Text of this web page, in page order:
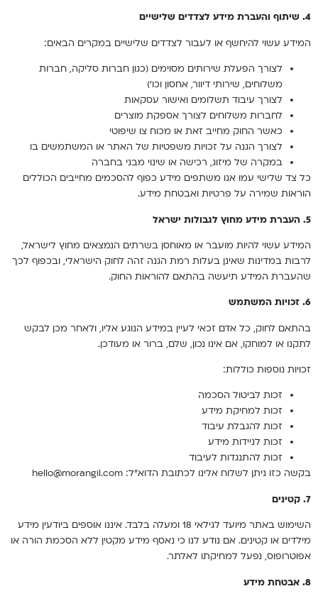
4. שיתוף והעברת מידע לצדדים שלישיים
המידע עשוי להיחשף או לעבור לצדדים שלישיים במקרים הבאים:
לצורך הפעלת שירותים מסוימים (כגון חברות סליקה, חברות
משלוחים, שירותי דיוור, אחסון וכו’)
לצורך עיבוד תשלומים ואישור עסקאות
לחברות משלוחים לצורך אספקת מוצרים
כאשר החוק מחייב זאת או מכוח צו שיפוטי
לצורך הגנה על זכויות משפטיות של האתר או המשתמשים בו
במקרה של מיזוג, רכישה או שינוי מבני בחברה
כל צד שלישי עמו אנו משתפים מידע כפוף להסכמים מחייבים הכוללים
הוראות שמירה על פרטיות ואבטחת מידע.
5. העברת מידע מחוץ לגבולות ישראל
המידע עשוי להיות מועבר או מאוחסן בשרתים הנמצאים מחוץ לישראל,
לרבות במדינות שאינן בעלות רמת הגנה זהה לחוק הישראלי, ובכפוף לכך
שהעברת המידע תיעשה בהתאם להוראות החוק.
6. זכויות המשתמש
בהתאם לחוק, כל אדם זכאי לעיין במידע הנוגע אליו, ולאחר מכן לבקש
לתקנו או למוחקו, אם אינו נכון, שלם, ברור או מעודכן.
זכויות נוספות כוללות:
זכות לביטול הסכמה
זכות למחיקת מידע
זכות להגבלת עיבוד
זכות לניידות מידע
זכות להתנגדות לעיבוד
בקשה כזו ניתן לשלוח אלינו לכתובת הדוא”ל: hello@morangil.com
7. קטינים
השימוש באתר מיועד לגילאי 18 ומעלה בלבד. איננו אוספים ביודעין מידע
מילדים או קטינים. אם נודע לנו כי נאסף מידע מקטין ללא הסכמת הורה או
אפוטרופוס, נפעל למחיקתו לאלתר.
8. אבטחת מידע